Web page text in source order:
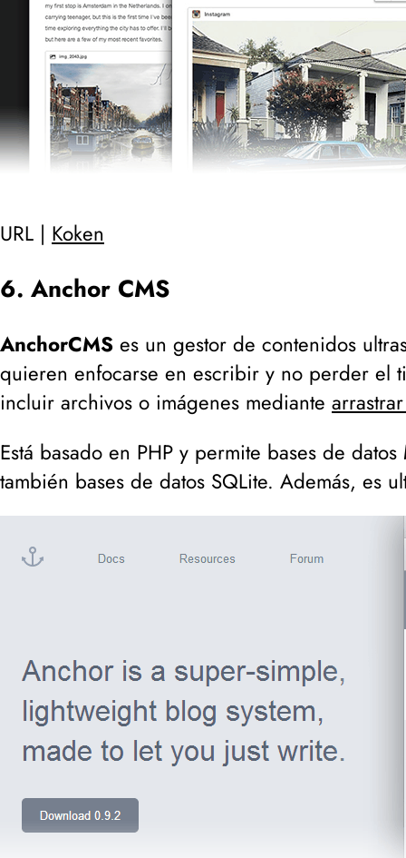
URL | Koken
6. Anchor CMS
AnchorCMS es un gestor de contenidos
quieren enfocarse en escribir y no perder el
incluir archivos o imágenes mediante
Está basado en PHP y permite bases de
también bases de datos SQLite. Además, es